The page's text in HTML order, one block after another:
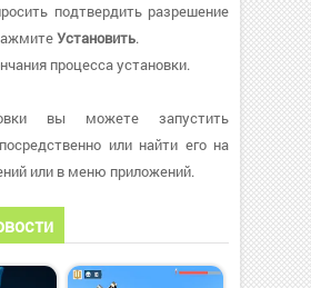
подтвердить разрешение
Установить.
процесса установки.
вы можете запустить
или найти его на
или в меню приложений.